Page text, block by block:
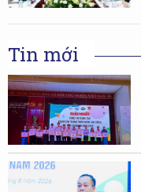
Tin mới